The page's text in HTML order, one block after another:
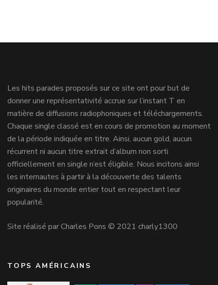
Les hits parades proposés sur ce site ont pour but de
donner une représentativité accrue sur l’instant T en
matière de diffusions radiophoniques et téléchargements.
Chaque single classé est en cours de promotion au moment
de la période indiquée en titre. Ainsi, aucun gold, aucun
récurrent ni aucun titre extrait d’album non sorti
officiellement en single n’est éligible. Nous incitons ainsi
les internautes à partir à la découverte des talents
originaires du monde entier tout en respectant leur
popularité.
Site réalisé par Charles Pons © 2021 charly1300
TOPS AMÉRICAINS